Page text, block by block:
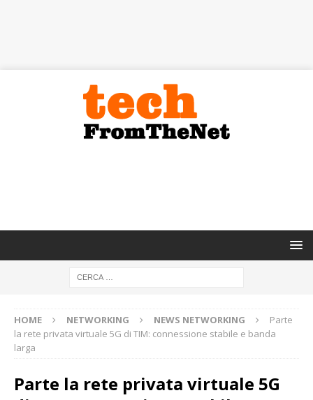
HOME NETWORKING NEWS NETWORKING
Parte
la rete privata virtuale 5G di TIM: connessione stabile e banda
larga
Parte la rete privata virtuale 5G